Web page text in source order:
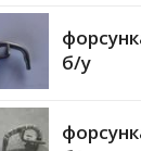
б/у